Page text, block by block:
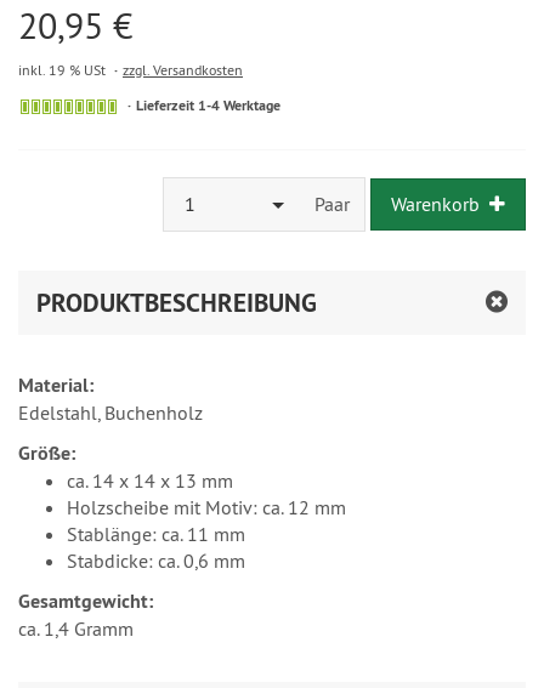
20,95 €
inkl. 19 % USt zzgl. Versandkosten
Lieferzeit 1-4 Werktage
1 Paar Warenkorb
PRODUKTBESCHREIBUNG
Material:
Edelstahl, Buchenholz
Größe:
ca. 14 x 14 x 13 mm
Holzscheibe mit Motiv: ca. 12 mm
Stablänge: ca. 11 mm
Stabdicke: ca. 0,6 mm
Gesamtgewicht:
ca. 1,4 Gramm